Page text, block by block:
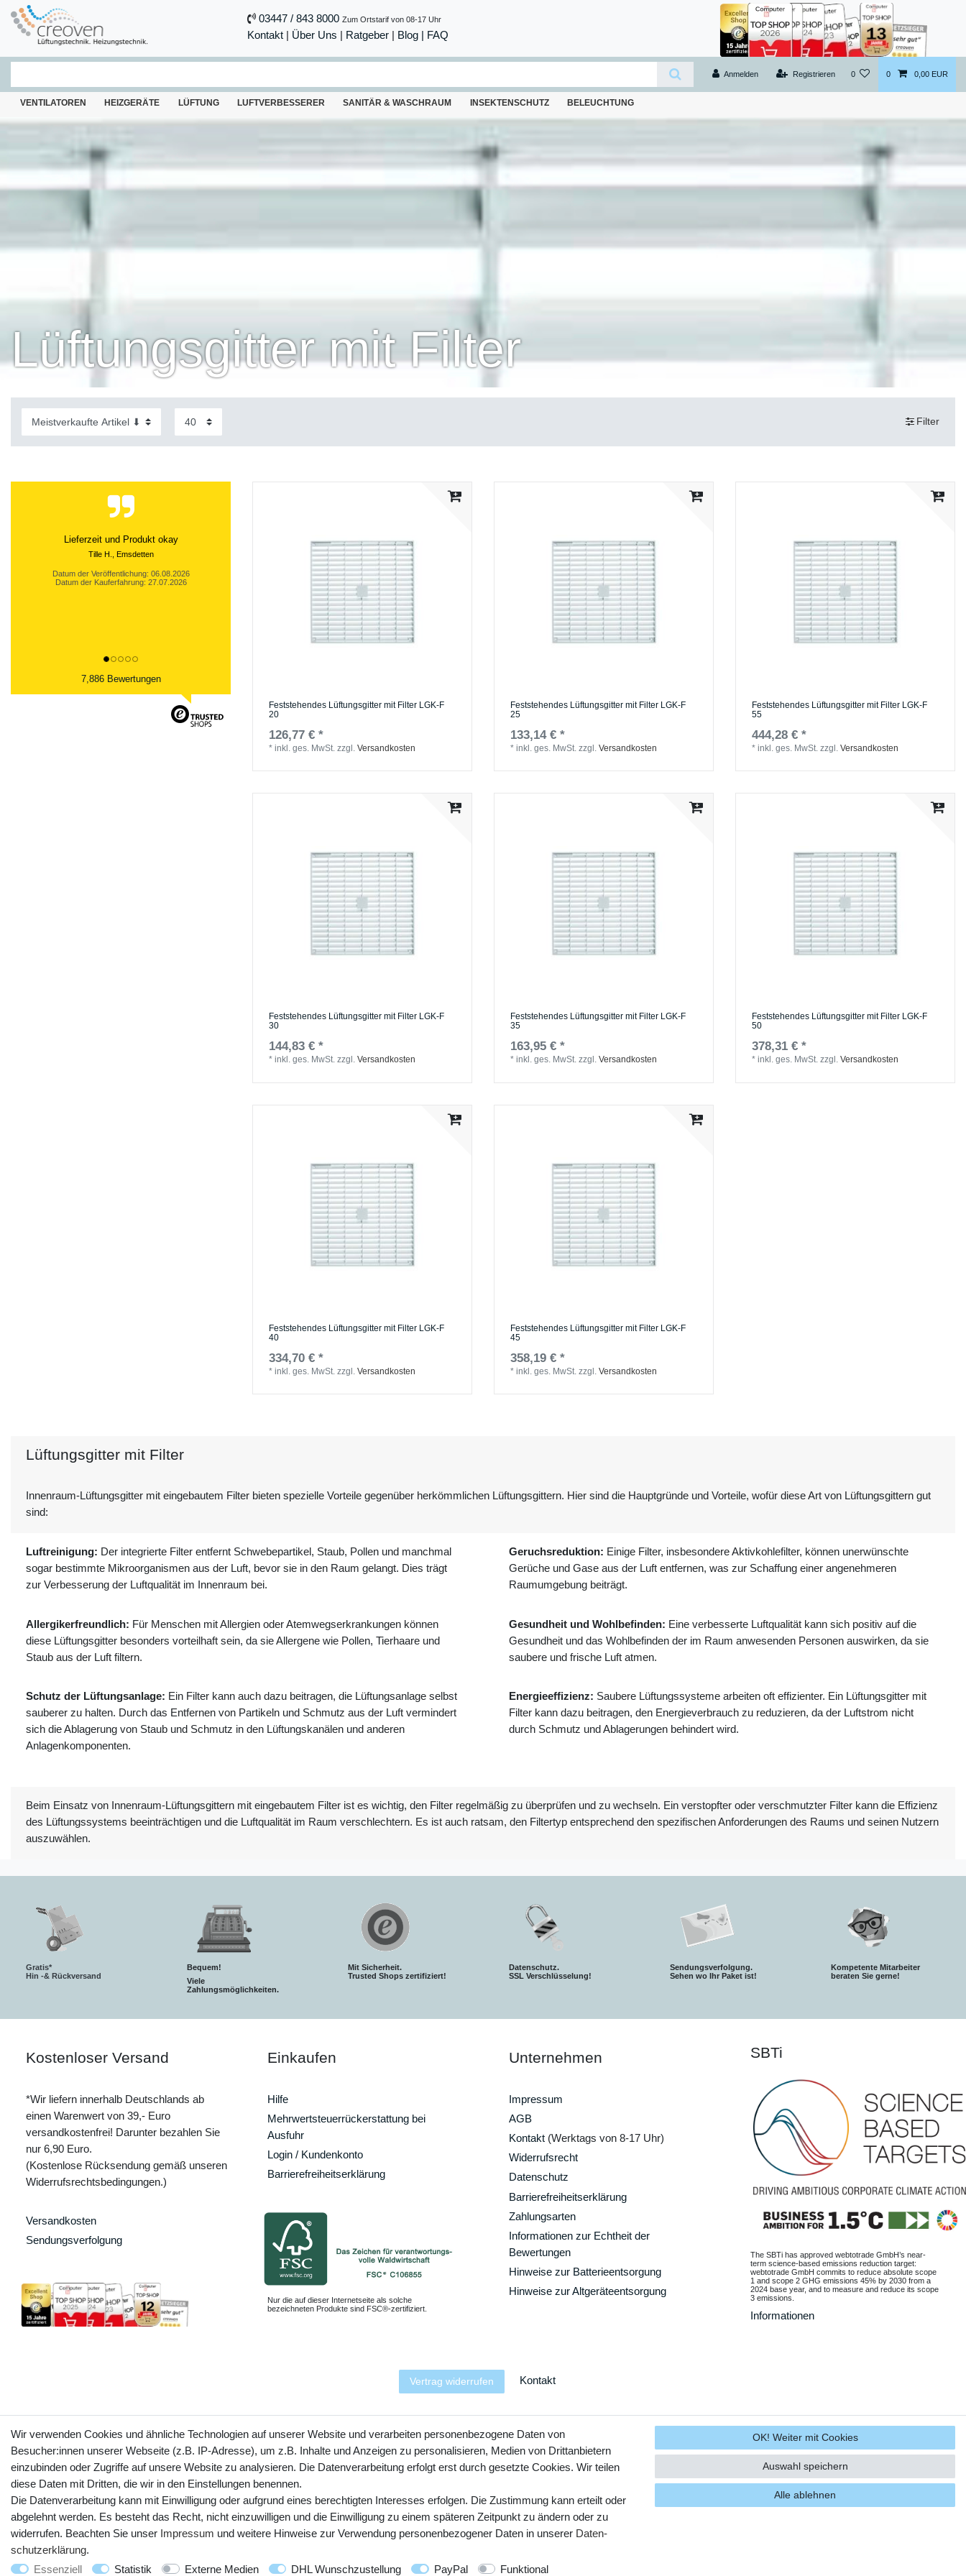
03447 / 843 8000 Zum Ortstarif von 08-17 Uhr
Kontakt| Über Uns | Ratgeber| Blog | FAQ
Anmelden Registrieren 0 0 0,00 EUR
VENTILATOREN HEIZGERÄTE LÜFTUNG LUFTVERBESSERER SANITÄR & WASCHRAUM INSEKTENSCHUTZ BELEUCHTUNG
Lüftungsgitter mit Filter
Filter
Lieferzeit und Produkt okay
Tille H., Emsdetten
Datum der Veröffentlichung: 06.08.2026
Datum der Kauferfahrung: 27.07.2026
7,886 Bewertungen
Feststehendes Lüftungsgitter mit Filter LGK-F
20
126,77 € *
*inkl. ges. MwSt. zzgl.Versandkosten
Feststehendes Lüftungsgitter mit Filter LGK-F
25
133,14 € *
*inkl. ges. MwSt. zzgl.Versandkosten
Feststehendes Lüftungsgitter mit Filter LGK-F
55
444,28 € *
*inkl. ges. MwSt. zzgl.Versandkosten
Feststehendes Lüftungsgitter mit Filter LGK-F
30
144,83 € *
*inkl. ges. MwSt. zzgl.Versandkosten
Feststehendes Lüftungsgitter mit Filter LGK-F
35
163,95 € *
*inkl. ges. MwSt. zzgl.Versandkosten
Feststehendes Lüftungsgitter mit Filter LGK-F
50
378,31 € *
*inkl. ges. MwSt. zzgl.Versandkosten
Feststehendes Lüftungsgitter mit Filter LGK-F
40
334,70 € *
*inkl. ges. MwSt. zzgl.Versandkosten
Feststehendes Lüftungsgitter mit Filter LGK-F
45
358,19 € *
*inkl. ges. MwSt. zzgl.Versandkosten
Lüftungsgitter mit Filter
Innenraum-Lüftungsgitter mit eingebautem Filter bieten spezielle Vorteile gegenüber herkömmlichen Lüftungsgittern. Hier sind die Hauptgründe und Vorteile, wofür diese Art von Lüftungsgittern gut
sind:
Luftreinigung: Der integrierte Filter entfernt Schwebepartikel, Staub, Pollen und manchmal
sogar bestimmte Mikroorganismen aus der Luft, bevor sie in den Raum gelangt. Dies trägt
zur Verbesserung der Luftqualität im Innenraum bei.
Allergikerfreundlich: Für Menschen mit Allergien oder Atemwegserkrankungen können
diese Lüftungsgitter besonders vorteilhaft sein, da sie Allergene wie Pollen, Tierhaare und
Staub aus der Luft filtern.
Schutz der Lüftungsanlage: Ein Filter kann auch dazu beitragen, die Lüftungsanlage selbst
sauberer zu halten. Durch das Entfernen von Partikeln und Schmutz aus der Luft vermindert
sich die Ablagerung von Staub und Schmutz in den Lüftungskanälen und anderen
Anlagenkomponenten.
Geruchsreduktion: Einige Filter, insbesondere Aktivkohlefilter, können unerwünschte
Gerüche und Gase aus der Luft entfernen, was zur Schaffung einer angenehmeren
Raumumgebung beiträgt.
Gesundheit und Wohlbefinden: Eine verbesserte Luftqualität kann sich positiv auf die
Gesundheit und das Wohlbefinden der im Raum anwesenden Personen auswirken, da sie
saubere und frische Luft atmen.
Energieeffizienz: Saubere Lüftungssysteme arbeiten oft effizienter. Ein Lüftungsgitter mit
Filter kann dazu beitragen, den Energieverbrauch zu reduzieren, da der Luftstrom nicht
durch Schmutz und Ablagerungen behindert wird.
Beim Einsatz von Innenraum-Lüftungsgittern mit eingebautem Filter ist es wichtig, den Filter regelmäßig zu überprüfen und zu wechseln. Ein verstopfter oder verschmutzter Filter kann die Effizienz
des Lüftungssystems beeinträchtigen und die Luftqualität im Raum verschlechtern. Es ist auch ratsam, den Filtertyp entsprechend den spezifischen Anforderungen des Raums und seinen Nutzern
auszuwählen.
Gratis*
Hin -& Rückversand
Bequem!
Viele
Zahlungsmöglichkeiten.
Mit Sicherheit.
Trusted Shops zertifiziert!
Datenschutz.
SSL Verschlüsselung!
Sendungsverfolgung.
Sehen wo Ihr Paket ist!
Kompetente Mitarbeiter
beraten Sie gerne!
Kostenloser Versand
*Wir liefern innerhalb Deutschlands ab
einen Warenwert von 39,- Euro
versandkostenfrei! Darunter bezahlen Sie
nur 6,90 Euro.
(Kostenlose Rücksendung gemäß unseren
Widerrufsrechtsbedingungen.)
Versandkosten
Sendungsverfolgung
Einkaufen
Hilfe
Mehrwertsteuerrückerstattung bei
Ausfuhr
Login / Kundenkonto
Barrierefreiheitserklärung
Nur die auf dieser Internetseite als solche
bezeichneten Produkte sind FSC®-zertifiziert.
Unternehmen
Impressum
AGB
Kontakt (Werktags von 8-17 Uhr)
Widerrufsrecht
Datenschutz
Barrierefreiheitserklärung
Zahlungsarten
Informationen zur Echtheit der
Bewertungen
Hinweise zur Batterieentsorgung
Hinweise zur Altgeräteentsorgung
SBTi
The SBTi has approved webtotrade GmbH’s near-
term science-based emissions reduction target:
webtotrade GmbH commits to reduce absolute scope
1 and scope 2 GHG emissions 45% by 2030 from a
2024 base year, and to measure and reduce its scope
3 emissions.
Informationen
Vertrag widerrufen Kontakt
© Copyright 2025 webtotrade GmbH. Alle Rechte vorbehalten.
Wir verwenden Cookies und ähnliche Technologien auf unserer Website und verarbeiten personenbezogene Daten von
Besucher:innen unserer Webseite (z.B. IP-Adresse), um z.B. Inhalte und Anzeigen zu personalisieren, Medien von Drittanbietern
einzubinden oder Zugriffe auf unsere Website zu analysieren. Die Datenverarbeitung erfolgt erst durch gesetzte Cookies. Wir teilen
diese Daten mit Dritten, die wir in den Einstellungen benennen.
Die Datenverarbeitung kann mit Einwilligung oder aufgrund eines berechtigten Interesses erfolgen. Die Zustimmung kann erteilt oder
abgelehnt werden. Es besteht das Recht, nicht einzuwilligen und die Einwilligung zu einem späteren Zeitpunkt zu ändern oder zu
widerrufen. Beachten Sie unser Impressum und weitere Hinweise zur Verwendung personenbezogener Daten in unserer Daten­
schutz­erklärung.
Essenziell
Statistik Externe Medien DHL Wunschzustellung PayPal Funktional
OK! Weiter mit Cookies
Alle ablehnen
Auswahl speichern